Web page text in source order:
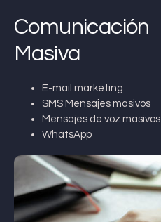
Comunicación
Masiva
E-mail marketing
SMS Mensajes masivos
Mensajes de voz masivos
WhatsApp